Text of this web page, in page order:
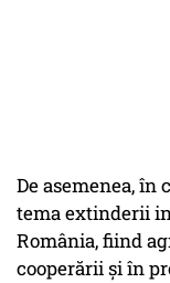
De asemenea,
tema extinderii
România, fiind
cooperării și în